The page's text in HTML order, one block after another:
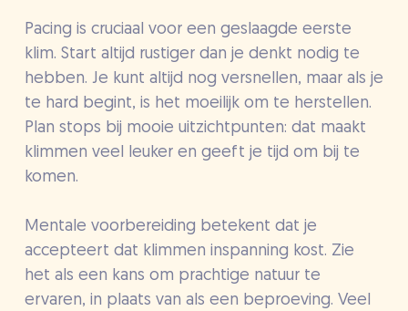
Pacing is cruciaal voor een geslaagde eerste
klim. Start altijd rustiger dan je denkt nodig te
hebben. Je kunt altijd nog versnellen, maar als je
te hard begint, is het moeilijk om te herstellen.
Plan stops bij mooie uitzichtpunten: dat maakt
klimmen veel leuker en geeft je tijd om bij te
komen.
Mentale voorbereiding betekent dat je
accepteert dat klimmen inspanning kost. Zie
het als een kans om prachtige natuur te
ervaren, in plaats van als een beproeving. Veel